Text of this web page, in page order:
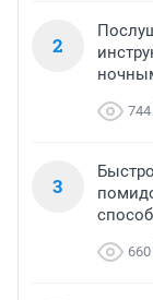
2
744
3
660